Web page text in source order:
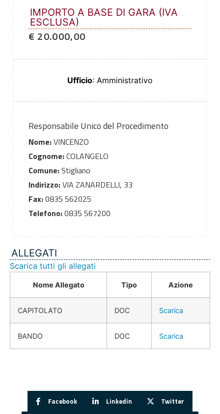
IMPORTO A BASE DI GARA (IVA
ESCLUSA)
€ 20.000,00
Ufficio: Amministrativo
Responsabile Unico del Procedimento
Nome:VINCENZO
Cognome:COLANGELO
Comune:Stigliano
Indirizzo:VIA ZANARDELLI, 33
Fax:0835 562025
Telefono:0835 567200
ALLEGATI
Scarica tutti gli allegati
Nome Allegato Tipo Azione
CAPITOLATO DOC Scarica
BANDO DOC Scarica
Facebook Linkedin Twitter